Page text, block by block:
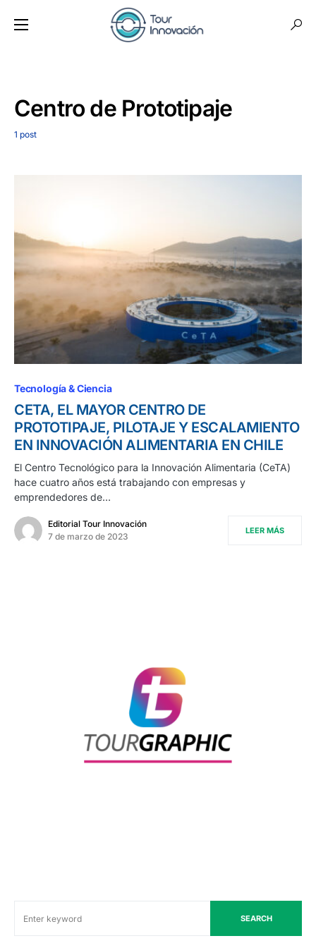
Centro de Prototipaje
1 post
Tecnología & Ciencia
CETA, EL MAYOR CENTRO DE
PROTOTIPAJE, PILOTAJE Y ESCALAMIENTO
EN INNOVACIÓN ALIMENTARIA EN CHILE
El Centro Tecnológico para la Innovación Alimentaria (CeTA)
hace cuatro años está trabajando con empresas y
emprendedores de…
Editorial Tour Innovación
7 de marzo de 2023
LEER MÁS
SEARCH